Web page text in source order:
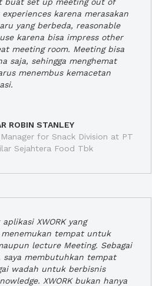
karena merasakan
yang berbeda, reasonable
karena bisa impress other
meeting room. Meeting bisa
saja, sehingga menghemat
menembus kemacetan
ROBIN STANLEY
for Snack Division at PT
Sejahtera Food Tbk
XWORK yang
menemukan tempat untuk
lecture Meeting. Sebagai
saya membutuhkan tempat
wadah untuk berbisnis
XWORK bukan hanya